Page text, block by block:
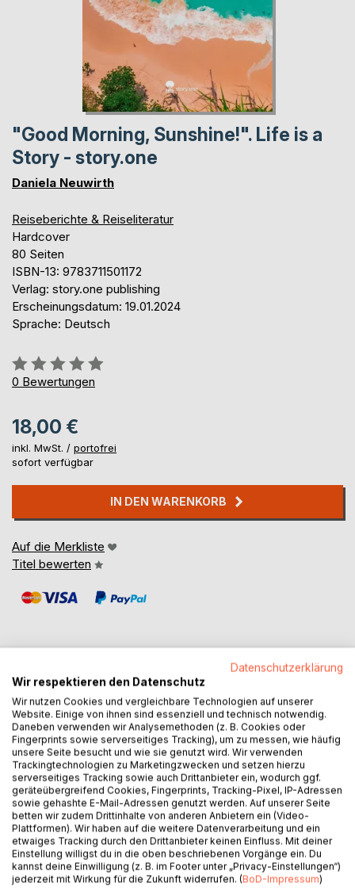
"Good Morning, Sunshine!". Life is a
Story - story.one
Daniela Neuwirth
Reiseberichte & Reiseliteratur
Hardcover
80 Seiten
ISBN-13: 9783711501172
Verlag: story.one publishing
Erscheinungsdatum: 19.01.2024
Sprache: Deutsch
Bewertung::
0%
0 Bewertungen
18,00 €
inkl. MwSt. / portofrei
sofort verfügbar
IN DEN WARENKORB
Auf die Merkliste
Titel bewerten
BESCHREIBUNG
Hongkong, 2013. Von einer Reisenden, die in der
einzigartigen Welt- und Hafenstadt kommunikative
Internationalität, britischen Humor, europäische, weltoffene
Wirtschaftlichkeit, asiatische Spiritualität und Dienstbarkeit
entdeckt.
AUTOR/IN
PRESSESTIMMEN
Datenschutzerklärung
Wir respektieren den Datenschutz
Wir nutzen Cookies und vergleichbare Technologien auf unserer
Website. Einige von ihnen sind essenziell und technisch notwendig.
Daneben verwenden wir Analysemethoden (z. B. Cookies oder
Fingerprints sowie serverseitiges Tracking), um zu messen, wie häufig
unsere Seite besucht und wie sie genutzt wird. Wir verwenden
Trackingtechnologien zu Marketingzwecken und setzen hierzu
serverseitiges Tracking sowie auch Drittanbieter ein, wodurch ggf.
geräteübergreifend Cookies, Fingerprints, Tracking-Pixel, IP-Adressen
sowie gehashte E-Mail-Adressen genutzt werden. Auf unserer Seite
betten wir zudem Drittinhalte von anderen Anbietern ein (Video-
Plattformen). Wir haben auf die weitere Datenverarbeitung und ein
etwaiges Tracking durch den Drittanbieter keinen Einfluss. Mit deiner
Einstellung willigst du in die oben beschriebenen Vorgänge ein. Du
kannst deine Einwilligung (z. B. im Footer unter „Privacy-Einstellungen“)
jederzeit mit Wirkung für die Zukunft widerrufen. (BoD-Impressum)